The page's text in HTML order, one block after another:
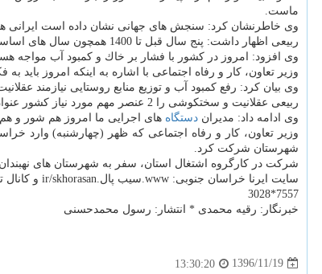
ماست.
وی خاطرنشان كرد: سنجش های جهانی نشان داده است ایرانی ها
ربیعی اظهار داشت: پنج سال قبل تا 1400 همچون سال های اساسی نظام جمهوری اسلامی بوده و دشمن می گوید نباید بگذاریم انقلاب 40 ساله شود اما در واقع دخالت دشمن در ایران مشهود است و ما هیچ هراسی نداریم.
وی افزود: امروز در كشور با فشار بر خاك و كمبود آب مواجه
وزیر تعاون، كار و رفاه اجتماعی با اشاره به اینكه امروز
وی بیان كرد: رفع كمبود آب و توزیع منابع روستایی نیازمند
ربیعی عقلانیت و سختكوشی را 2 عنصر مهم مورد نیاز كشور عنوان نمود و اظهار داشت: باید سختكوشی بیشتری داشته باشیم، به دل روستاها برویم و مشكلات مردم را از نزدیك دیده و نسبت به رفع آن اقدام نماییم.
وی ادامه داد: مدیران دستگاه های اجرایی ما امروز هم شور و هم
وزیر تعاون، كار و رفاه اجتماعی كه ظهر (چهارشنبه) وارد
شهرستان شركت كرد.
شركت در كارگروه اشتغال استان، سفر به شهرستان های نهبندان و قاینات و
سایت ایرنا خراسان جنوبی: www.سیب پال.ir/skhorasan و كانال تلگرام: سیب پالbirjand@
7557*3028
خبرنگار: رقیه محمدی * انتشار: رسول محمدحسنی
1396/11/19
13:30:20